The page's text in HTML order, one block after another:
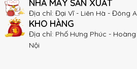
NHÀ MÁY SẢN XUẤT
Địa chỉ: Đại Vĩ - Liên Hà - Đông
KHO HÀNG
Địa chỉ: Phố Hưng Phúc -
Nội